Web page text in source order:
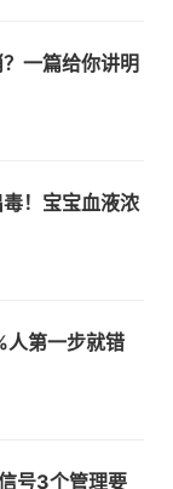
一篇给你讲明
！宝宝血液浓
人第一步就错
号3个管理要